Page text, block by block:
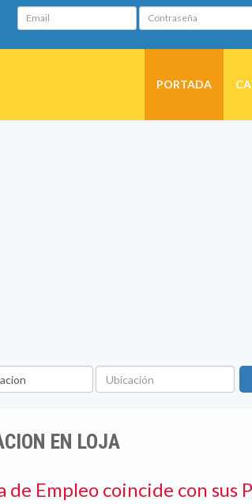
Email Contraseña
PORTADA
Ubicación
EN LOJA
Empleo coincide con sus